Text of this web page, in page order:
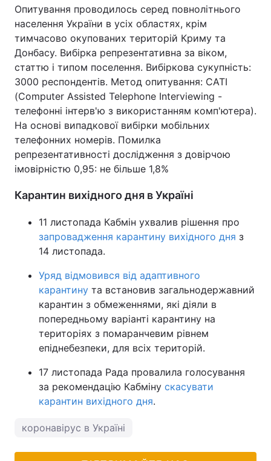
Опитування проводилось серед повнолітнього
населення України в усіх областях, крім
тимчасово окупованих територій Криму та
Донбасу. Вибірка репрезентативна за віком,
статтю і типом поселення. Вибіркова сукупність:
3000 респондентів. Метод опитування: CATI
(Computer Assisted Telephone Interviewing -
телефонні інтерв'ю з використанням комп'ютера).
На основі випадкової вибірки мобільних
телефонних номерів. Помилка
репрезентативності дослідження з довірчою
імовірністю 0,95: не більше 1,8%
Карантин вихідного дня в Україні
11 листопада Кабмін ухвалив рішення про
запровадження карантину вихідного дня з
14 листопада.
Уряд відмовився від адаптивного
карантину та встановив загальнодержавний
карантин з обмеженнями, які діяли в
попередньому варіанті карантину на
територіях з помаранчевим рівнем
епіднебезпеки, для всіх територій.
17 листопада Рада провалила голосування
за рекомендацію Кабміну скасувати
карантин вихідного дня.
коронавірус в Україні